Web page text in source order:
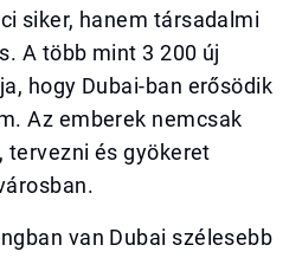
siker, hanem társadalmi
A több mint 3 200 új
hogy Dubai-ban erősödik
Az emberek nemcsak
tervezni és gyökeret
van Dubai szélesebb